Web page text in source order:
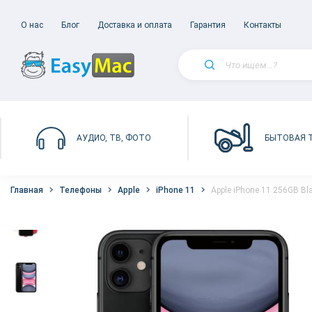
О нас Блог Доставка и оплата Гарантия Контакты
АУДИО, ТВ, ФОТО БЫТОВАЯ
Главная Телефоны Apple iPhone 11 Apple iPhone 11 256GB